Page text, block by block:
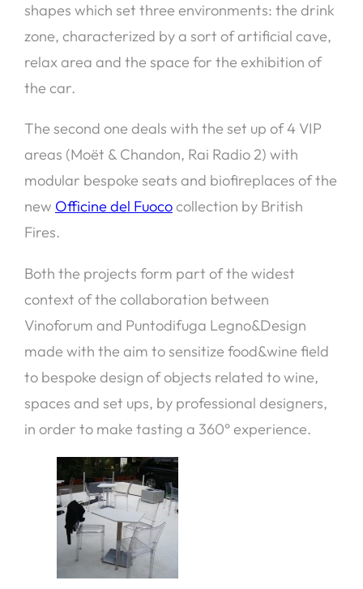
shapes which set three environments: the drink
zone, characterized by a sort of artificial cave,
relax area and the space for the exhibition of
the car.
The second one deals with the set up of 4 VIP
areas (Moët & Chandon, Rai Radio 2) with
modular bespoke seats and biofireplaces of the
new Officine del Fuococollection by British
Fires.
Both the projects form part of the widest
context of the collaboration between
Vinoforum and Puntodifuga Legno&Design
made with the aim to sensitize food&wine field
to bespoke design of objects related to wine,
spaces and set ups, by professional designers,
in order to make tasting a 360° experience.